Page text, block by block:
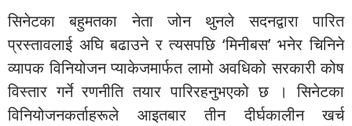
सिनेटका बहुमतका नेता जोन थुनले सदनद्वारा पारित
प्रस्तावलाई अघि बढाउने र त्यसपछि ‘मिनीबस’ भनेर चिनिने
व्यापक विनियोजन प्याकेजमार्फत लामो अवधिको सरकारी कोष
विस्तार गर्ने रणनीति तयार पारिरहनुभएको छ । सिनेटका
विनियोजनकर्ताहरूले आइतबार तीन दीर्घकालीन खर्च